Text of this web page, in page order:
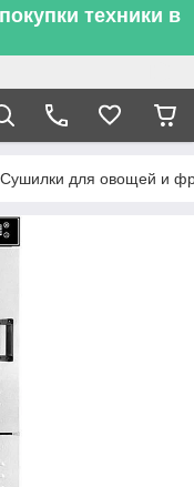
техники в
Сушилки для овощей и